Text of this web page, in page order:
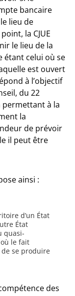
bancaire
lieu de
la CJUE
le lieu de la
étant celui où se
est ouvert
à l’objectif
du 22
permettant à la
la
de prévoir
il peut être
ainsi :
d’un État
État
quasi-
le fait
de se produire
des